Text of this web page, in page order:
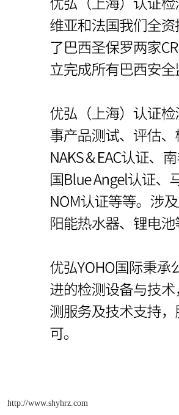
http://www.shyhrz.com